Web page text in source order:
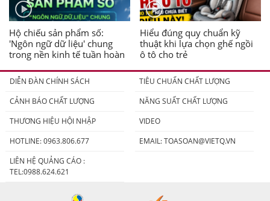
Hộ chiếu sản phẩm số:
'Ngôn ngữ dữ liệu' chung
trong nền kinh tế tuần hoàn
Hiểu đúng quy chuẩn kỹ
thuật khi lựa chọn ghế ngồi
ô tô cho trẻ
DIỄN ĐÀN CHÍNH SÁCH
TIÊU CHUẨN CHẤT LƯỢNG
CẢNH BÁO CHẤT LƯỢNG
NĂNG SUẤT CHẤT LƯỢNG
THƯƠNG HIỆU HỘI NHẬP
VIDEO
HOTLINE: 0963.806.677
EMAIL:TOASOAN@VIETQ.VN
LIÊN HỆ QUẢNG CÁO :
TEL:0988.624.621